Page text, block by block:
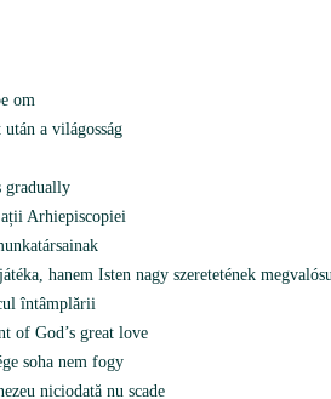
om
a világosság
gradually
Arhiepiscopiei
hanem Isten nagy szeretetének
întâmplării
of God’s great love
soha nem fogy
niciodată nu scade